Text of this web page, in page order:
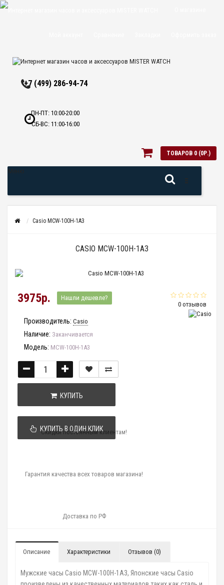
+7 (499) 286-94-74
ПН-ПТ: 10:00-20:00
СБ-ВС: 11:00-16:00
ТОВАРОВ 0 (0Р.)
Casio MCW-100H-1A3
CASIO MCW-100H-1A3
0 отзывов
3975р. Нашли дешевле?
Производитель: Casio
Наличие: Заканчивается
Модель: MCW-100H-1A3
КУПИТЬ
КУПИТЬ В ОДИН КЛИК
Скидки постоянным клиентам!
Гарантия качества всех товаров магазина!
Доставка по РФ
Описание Характеристики Отзывов (0)
Мужские часы Casio MCW-100H-1A3, Японские часы Casio